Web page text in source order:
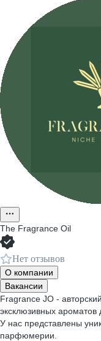
The Fragrance Oil
Нет отзывов
О компании
Вакансии
Fragrance JO -
эксклюзивных ароматов
У нас представлены
парфюмерии.